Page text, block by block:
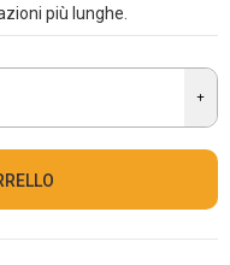
più lunghe.